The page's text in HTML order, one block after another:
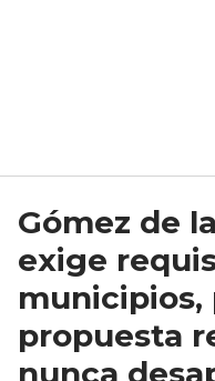
Gómez de
exige
municipios,
propuesta
nunca